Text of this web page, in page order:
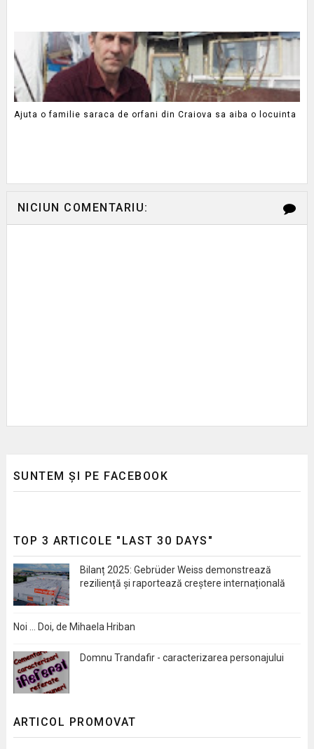
Ajuta o familie saraca de orfani din Craiova sa aiba o locuinta
NICIUN COMENTARIU:
SUNTEM ȘI PE FACEBOOK
TOP 3 ARTICOLE "LAST 30 DAYS"
Bilanț 2025: Gebrüder Weiss demonstrează
reziliență și raportează creștere internațională
Noi … Doi, de Mihaela Hriban
Domnu Trandafir - caracterizarea personajului
ARTICOL PROMOVAT